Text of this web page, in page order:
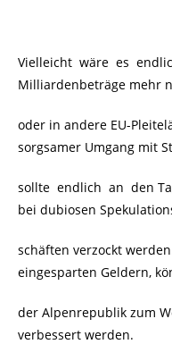
Vielleicht wäre es
Milliardenbeträge mehr
oder in andere EU-
sorgsamer Umgang mit
sollte endlich an den
bei dubiosen
schäften verzockt
eingesparten Geldern,
der Alpenrepublik zum
verbessert werden.